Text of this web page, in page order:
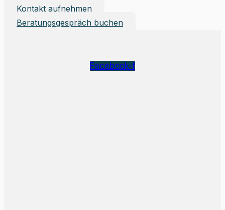
Kontakt aufnehmen
Beratungsgespräch buchen
Facebook-f